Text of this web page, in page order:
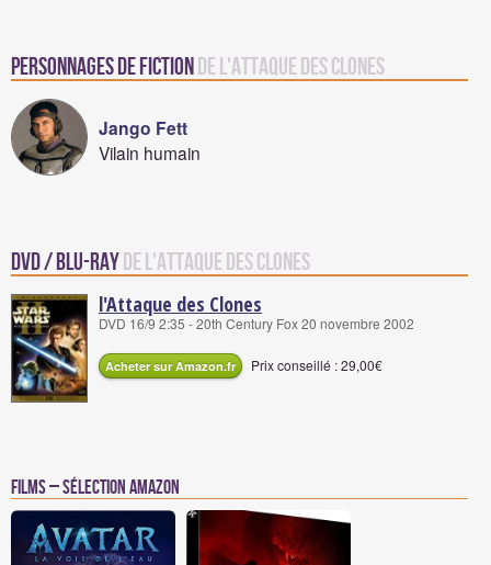
Personnages de fictionde L'Attaque des Clones
Jango Fett
Vilain humain
DVD / Blu-Rayde L'Attaque des Clones
l'Attaque des Clones
DVD 16/9 2:35 - 20th Century Fox 20 novembre 2002
Acheter sur Amazon.fr Prix conseillé : 29,00€
Films – Sélection Amazon